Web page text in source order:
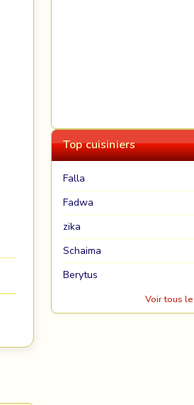
Top cuisiniers
Falla
Fadwa
zika
Schaima
Berytus
Voir tous